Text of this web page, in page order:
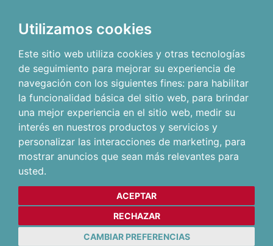
Utilizamos cookies
Este sitio web utiliza cookies y otras tecnologías
de seguimiento para mejorar su experiencia de
navegación con los siguientes fines: para habilitar
la funcionalidad básica del sitio web, para brindar
una mejor experiencia en el sitio web, medir su
interés en nuestros productos y servicios y
personalizar las interacciones de marketing, para
mostrar anuncios que sean más relevantes para
usted.
ACEPTAR
RECHAZAR
CAMBIAR PREFERENCIAS